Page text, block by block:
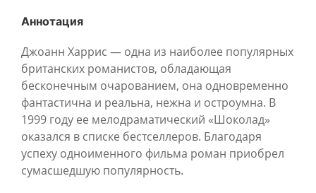
Аннотация
Джоанн Харрис — одна из наиболее популярных
британских романистов, обладающая
бесконечным очарованием, она одновременно
фантастична и реальна, нежна и остроумна. В
1999 году ее мелодраматический «Шоколад»
оказался в списке бестселлеров. Благодаря
успеху одноименного фильма роман приобрел
сумасшедшую популярность.